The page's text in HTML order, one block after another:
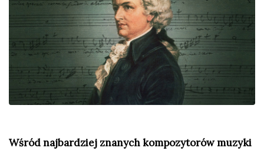
Wśród najbardziej znanych kompozytorów muzyki